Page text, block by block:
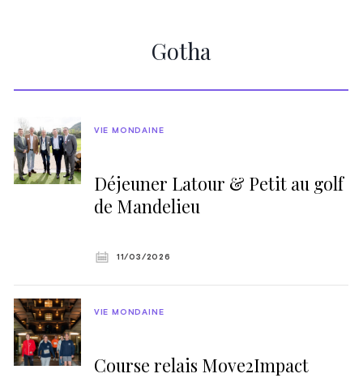
Gotha
Déjeuner Latour & Petit au golf
de Mandelieu
VIE MONDAINE
11/03/2026
Course relais Move2Impact
VIE MONDAINE